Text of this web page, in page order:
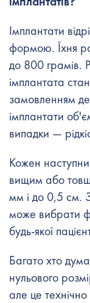
Імплантати
формою. Їхня
до 800 грамів.
імплантата
замовленням
імплантати
випадки —
Кожен
вищим або
мм і до 0,5 см.
може вибрати
будь-якої
Багато хто
нульового
але це